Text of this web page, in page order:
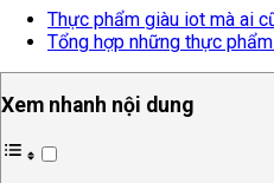
Thực phẩm giàu iot mà ai
Tổng hợp những thực
Xem nhanh nội dung